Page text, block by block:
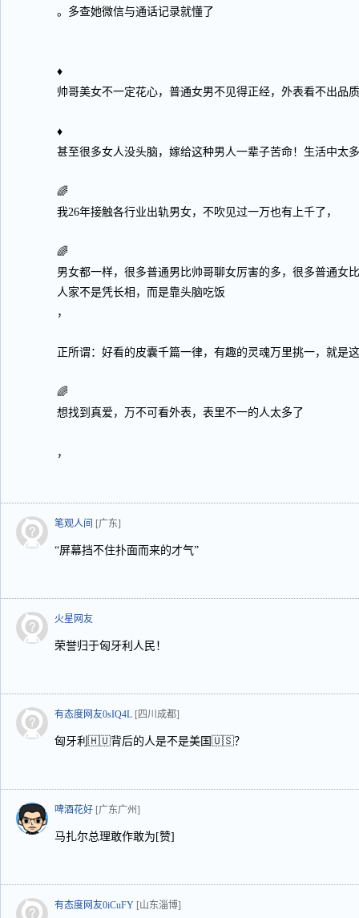
。多查她微信与通话记录就懂了
♦
帅哥美女不一定花心，普通女男不见得正经，外表看不出品
♦
甚至很多女人没头脑，嫁给这种男人一辈子苦命！生活中太
🌈
我26年接触各行业出轨男女，不吹见过一万也有上千了，
🌈
男女都一样，很多普通男比帅哥聊女厉害的多，很多普通女
人家不是凭长相，而是靠头脑吃饭
，
正所谓：好看的皮囊千篇一律，有趣的灵魂万里挑一，就是
🌈
想找到真爱，万不可看外表，表里不一的人太多了
，
笔观人间 [广东]
“屏幕挡不住扑面而来的才气”
火星网友
荣誉归于匈牙利人民！
有态度网友0sIQ4L [四川成都]
匈牙利🇭🇺背后的人是不是美国🇺🇸？
啤酒花好 [广东广州]
马扎尔总理敢作敢为[赞]
有态度网友0iCuFY [山东淄博]